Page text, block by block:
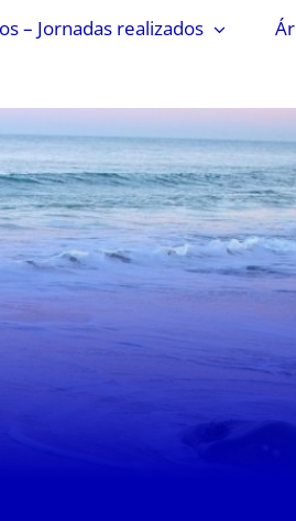
– Jornadas realizados